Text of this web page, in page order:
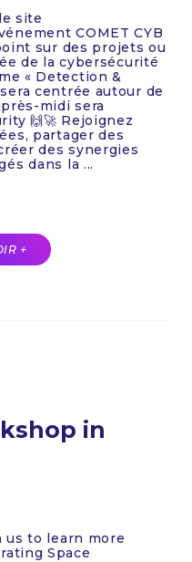
site
COMET CYB
sur des projets ou
de la cybersécurité
« Detection &
centrée autour de
midi sera
🙌🚀 Rejoignez
partager des
des synergies
dans la ...
+
in
to learn more
Space